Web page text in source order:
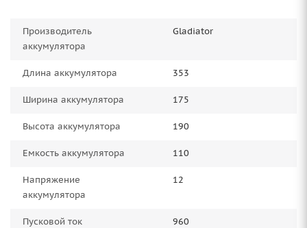
Производитель
аккумулятора
Gladiator
Длина аккумулятора 353
Ширина аккумулятора 175
Высота аккумулятора 190
Емкость аккумулятора 110
Напряжение
аккумулятора
12
Пусковой ток
960